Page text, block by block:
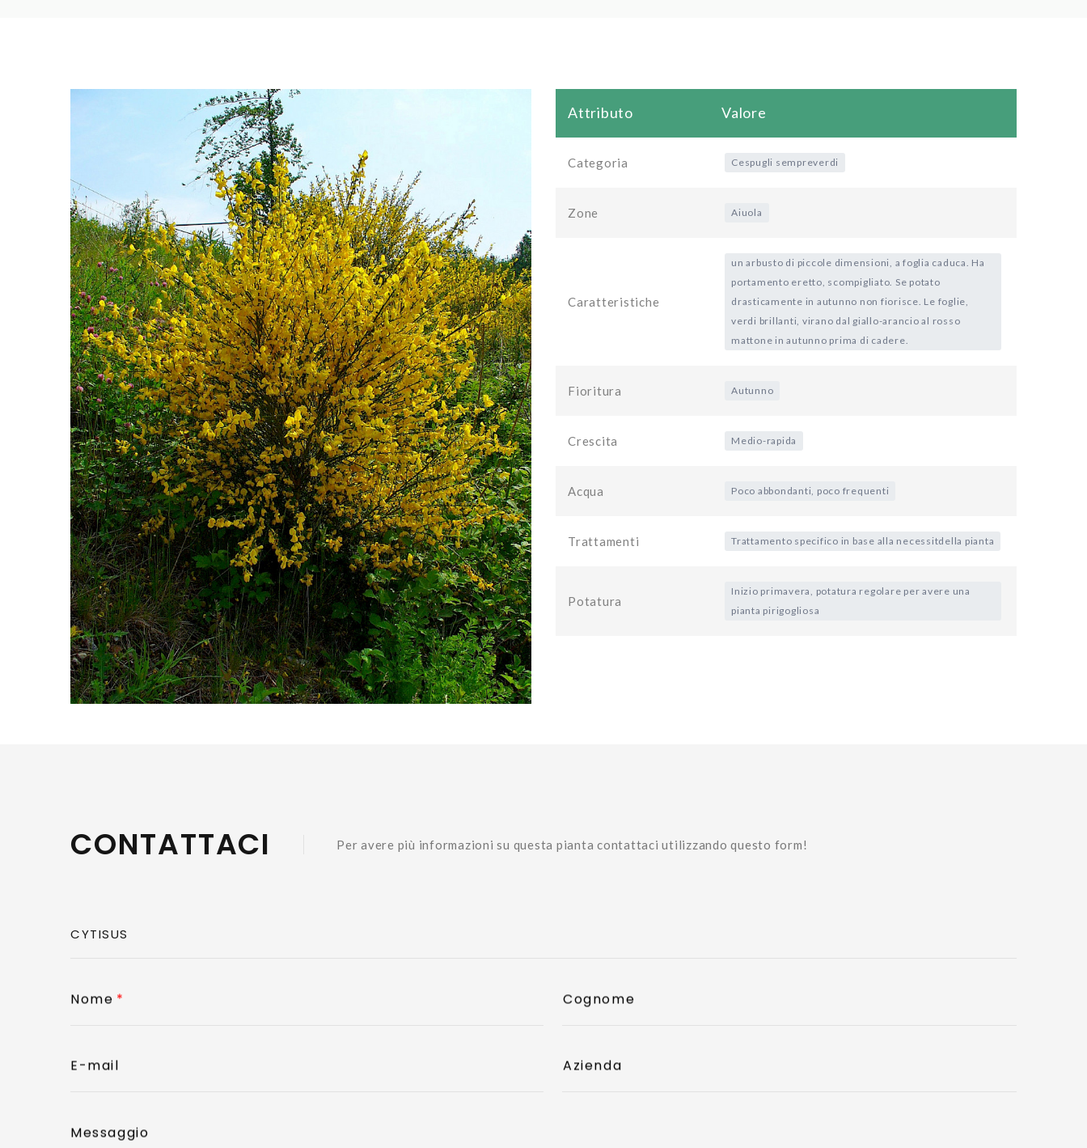
Attributo Valore
Categoria Cespugli sempreverdi
Zone Aiuola
Caratteristiche
un arbusto di piccole dimensioni, a foglia caduca. Ha
portamento eretto, scompigliato. Se potato
drasticamente in autunno non fiorisce. Le foglie,
verdi brillanti, virano dal giallo-arancio al rosso
mattone in autunno prima di cadere.
Fioritura Autunno
Crescita Medio-rapida
Acqua Poco abbondanti, poco frequenti
Trattamenti Trattamento specifico in base alla necessitdella pianta
Potatura
Inizio primavera, potatura regolare per avere una
pianta pirigogliosa
CONTATTACI Per avere più informazioni su questa pianta contattaci utilizzando questo form!
Nome Cognome
E-mail Azienda
Messaggio